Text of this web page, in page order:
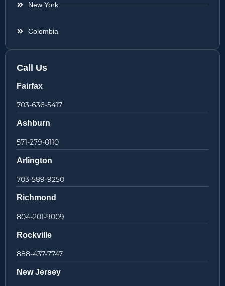
New York
Colombia
Call Us
Fairfax
703-636-5417
Ashburn
571-279-0110
Arlington
703-589-9250
Richmond
804-201-9009
Rockville
888-437-7747
New Jersey